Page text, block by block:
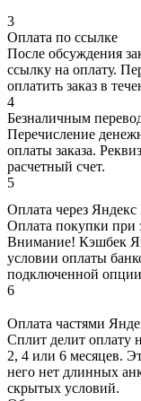
3
Оплата по ссылке
После обсуждения
ссылку на оплату.
оплатить заказ в
4
Безналичным
Перечисление
оплаты заказа.
расчетный счет.
5
Оплата через
Оплата покупки при
Внимание! Кэшбек
условии оплаты
подключенной
6
Оплата частями
Сплит делит оплату
2, 4 или 6 месяцев.
него нет длинных
скрытых условий.